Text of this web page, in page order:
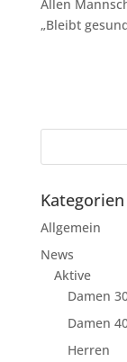
Allen
„Bleibt
Kategorien
Allgemein
News
Aktive
Damen
Damen
Herren